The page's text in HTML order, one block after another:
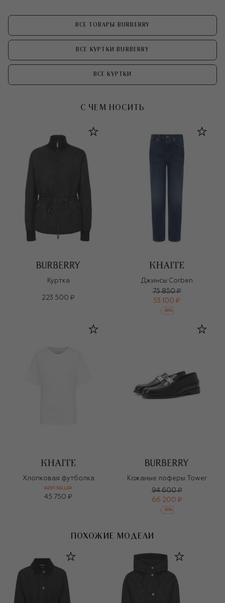
ВСЕ ТОВАРЫ BURBERRY
ВСЕ КУРТКИ BURBERRY
ВСЕ КУРТКИ
С ЧЕМ НОСИТЬ
Куртка
223 500 ₽
Джинсы Corben
75 850 ₽
53 100 ₽
-30%
Хлопковая футболка
BEST-SELLER
45 750 ₽
Кожаные лоферы Tower
94 600 ₽
66 200 ₽
-30%
ПОХОЖИЕ МОДЕЛИ